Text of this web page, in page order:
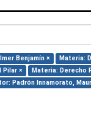
Benjamín × Materia:
Pilar × Materia: Derecho
Padrón Innamorato,